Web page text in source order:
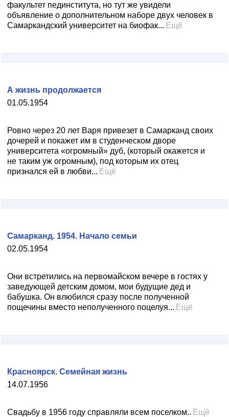
факультет пединститута, но тут же увидели
объявление о дополнительном наборе двух человек в
Самаркандский университет на биофак... Ещё
01.05.1954
А жизнь продолжается
Ровно через 20 лет Варя привезет в Самарканд своих
дочерей и покажет им в студенческом дворе
университета «огромный» дуб, (который окажется и
не таким уж огромным), под которым их отец
признался ей в любви... Ещё
02.05.1954
Самарканд. 1954. Начало семьи
Они встретились на первомайском вечере в гостях у
заведующей детским домом, мои будущие дед и
бабушка. Он влюбился сразу после полученной
пощечины вместо неполученного поцелуя... Ещё
14.07.1956
Красноярск. Семейная жизнь
Свадьбу в 1956 году справляли всем поселком.. Ещё